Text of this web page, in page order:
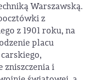
Warszawską.
z
z 1901 roku, na
placu
zniszczenia i